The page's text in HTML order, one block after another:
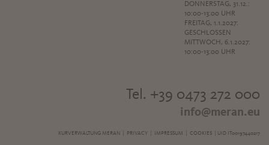
DONNERSTAG, 31.12.:
10:00-13:00 UHR
FREITAG, 1.1.2027:
GESCHLOSSEN
MITTWOCH, 6.1.2027:
10:00-13:00 UHR
Tel. +39 0473 272 000
info@meran.eu
KURVERWALTUNG MERAN | PRIVACY| IMPRESSUM COOKIES | UID IT00197440217